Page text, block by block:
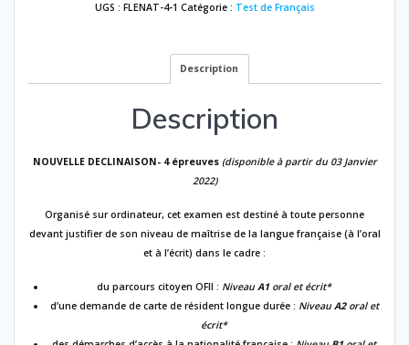
UGS : FLENAT-4-1 Catégorie : Test de Français
Description
Description
NOUVELLE DECLINAISON- 4 épreuves (disponible à partir du 03 Janvier
2022)
Organisé sur ordinateur, cet examen est destiné à toute personne
devant justifier de son niveau de maîtrise de la langue française (à l’oral
et à l’écrit) dans le cadre :
du parcours citoyen OFII : NiveauA1 oral et écrit*
d’une demande de carte de résident longue durée : NiveauA2oral et
écrit*